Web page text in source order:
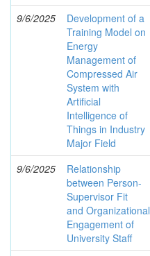
9/6/2025
Development of a
Training Model on
Energy
Management of
Compressed Air
System with
Artificial
Intelligence of
Things in Industry
Major Field
9/6/2025
Relationship
between Person-
Supervisor Fit
and Organizational
Engagement of
University Staff